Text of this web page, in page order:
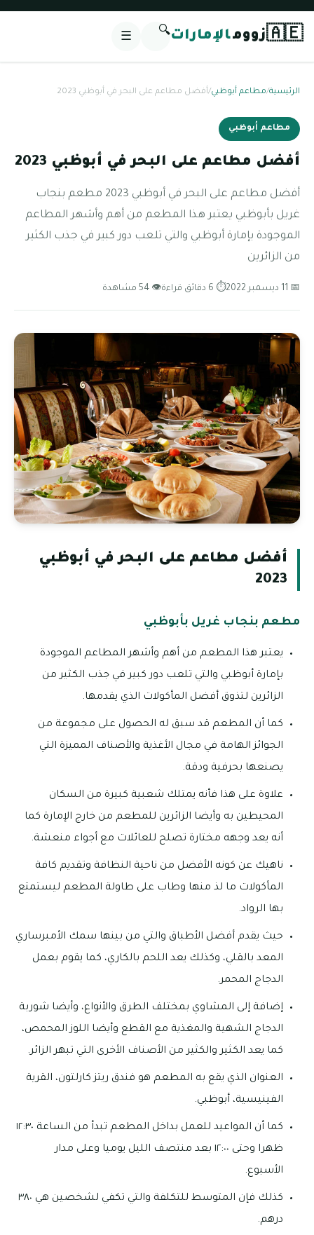
🇦🇪زوومالإمارات🔍
☰
الرئيسية/مطاعم أبوظبي/أفضل مطاعم على البحر في أبوظبي 2023
مطاعم أبوظبي
أفضل مطاعم على البحر في أبوظبي 2023
أفضل مطاعم على البحر في أبوظبي 2023 مطعم بنجاب
غريل بأبوظبي يعتبر هذا المطعم من أهم وأشهر المطاعم
الموجودة بإمارة أبوظبي والتي تلعب دور كبير في جذب الكثير
من الزائرين
📅 11 ديسمبر 2022 ⏱ 6 دقائق قراءة 👁 54 مشاهدة
أفضل مطاعم على البحر في أبوظبي
2023
مطعم بنجاب غريل بأبوظبي
يعتبر هذا المطعم من أهم وأشهر المطاعم الموجودة
بإمارة أبوظبي والتي تلعب دور كبير في جذب الكثير من
الزائرين لتذوق أفضل المأكولات الذي يقدمها.
كما أن المطعم قد سبق له الحصول على مجموعة من
الجوائز الهامة في مجال الأغذية والأصناف المميزة التي
يصنعها بحرفية ودقة.
علاوة على هذا فأنه يمتلك شعبية كبيرة من السكان
المحيطين به وأيضا الزائرين للمطعم من خارج الإمارة كما
أنه يعد وجهه مختارة تصلح للعائلات مع أجواء منعشة.
ناهيك عن كونه الأفضل من ناحية النظافة وتقديم كافة
المأكولات ما لذ منها وطاب على طاولة المطعم ليستمتع
بها الرواد.
حيث يقدم أفضل الأطباق والتي من بينها سمك الأمبرساري
المعد بالقلي، وكذلك يعد اللحم بالكاري، كما يقوم بعمل
الدجاج المحمر.
إضافة إلى المشاوي بمختلف الطرق والأنواع، وأيضا شوربة
الدجاج الشهية والمغذية مع القطع وأيضا اللوز المحمص،
كما يعد الكثير والكثير من الأصناف الأخرى التي تبهر الزائر.
العنوان الذي يقع به المطعم هو فندق ريتز كارلتون، القرية
الفينيسية، أبوظبي.
كما أن المواعيد للعمل بداخل المطعم تبدأ من الساعة ١٢:٣٠
ظهرا وحتى ١٢:٠٠ بعد منتصف الليل يوميا وعلى مدار
الأسبوع.
كذلك فإن المتوسط للتكلفة والتي تكفي لشخصين هي ٣٨٠
درهم.